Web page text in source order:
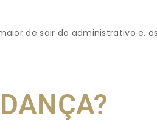
de sair do administrativo e,